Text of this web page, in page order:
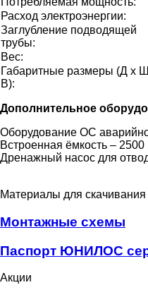
Расход электроэнергии:
Заглубление подводящей
трубы:
Вес:
Габаритные размеры (Д х
В):
Дополнительное
Оборудование ОС
Встроенная ёмкость – 2500
Дренажный насос для
Материалы для скачивания
Монтажные схемы
Паспорт ЮНИЛОС
Акции